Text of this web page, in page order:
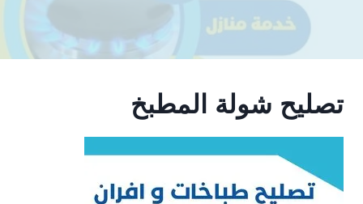
تصليح شولة المطبخ